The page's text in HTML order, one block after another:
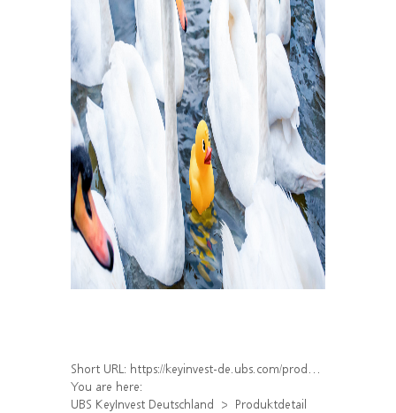
Short URL: https://keyinvest-de.ubs.com/produkt/detail/index/isin/DE000WA8N439
You are here:
UBS KeyInvest Deutschland
Produktdetail